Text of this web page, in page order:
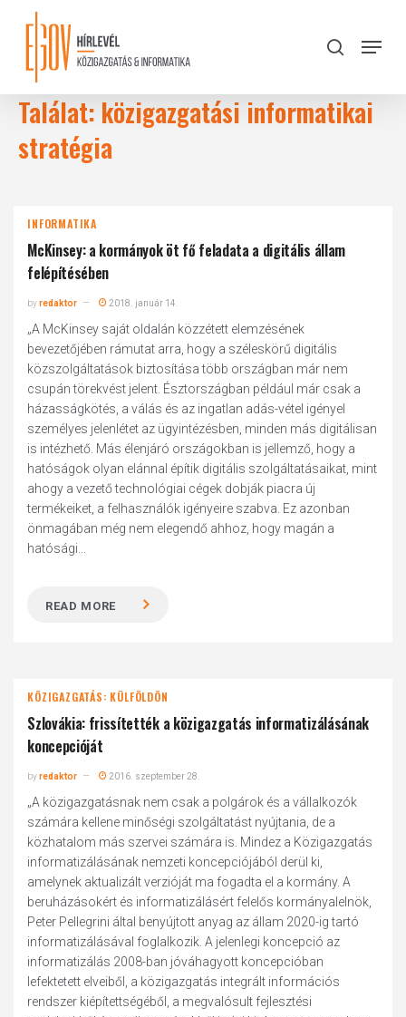
content
search
Menu
Találat: közigazgatási informatikai
stratégia
INFORMATIKA
McKinsey: a kormányok öt fő feladata a digitális állam
felépítésében
byredaktor 2018. január 14.
„A McKinsey saját oldalán közzétett elemzésének
bevezetőjében rámutat arra, hogy a széleskörű digitális
közszolgáltatások biztosítása több országban már nem
csupán törekvést jelent. Észtországban például már csak a
házasságkötés, a válás és az ingatlan adás-vétel igényel
személyes jelenlétet az ügyintézésben, minden más digitálisan
is intézhető. Más élenjáró országokban is jellemző, hogy a
hatóságok olyan elánnal építik digitális szolgáltatásaikat, mint
ahogy a vezető technológiai cégek dobják piacra új
termékeiket, a felhasználók igényeire szabva. Ez azonban
önmagában még nem elegendő ahhoz, hogy magán a
hatósági...
READ MORE
KÖZIGAZGATÁS: KÜLFÖLDÖN
Szlovákia: frissítették a közigazgatás informatizálásának
koncepcióját
byredaktor 2016. szeptember 28.
„A közigazgatásnak nem csak a polgárok és a vállalkozók
számára kellene minőségi szolgáltatást nyújtania, de a
közhatalom más szervei számára is. Mindez a Közigazgatás
informatizálásának nemzeti koncepciójából derül ki,
amelynek aktualizált verzióját ma fogadta el a kormány. A
beruházásokért és informatizálásért felelős kormányalelnök,
Peter Pellegrini által benyújtott anyag az állam 2020-ig tartó
informatizálásával foglalkozik. A jelenlegi koncepció az
informatizálás 2008-ban jóváhagyott koncepcióban
lefektetett elveiből, a közigazgatás integrált információs
rendszer kiépítettségéből, a megvalósult fejlesztési
Close